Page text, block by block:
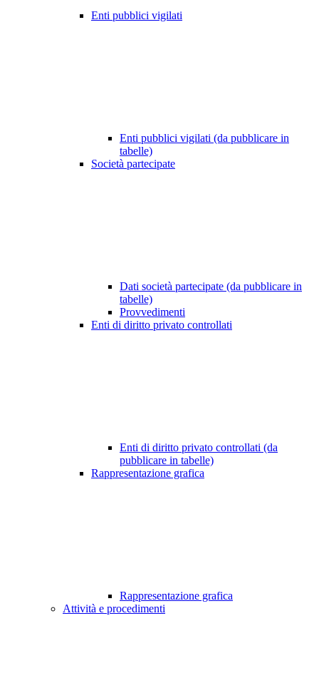
Enti pubblici vigilati
Enti pubblici vigilati (da pubblicare in
tabelle)
Società partecipate
Dati società partecipate (da pubblicare in
tabelle)
Provvedimenti
Enti di diritto privato controllati
Enti di diritto privato controllati (da
pubblicare in tabelle)
Rappresentazione grafica
Rappresentazione grafica
Attività e procedimenti